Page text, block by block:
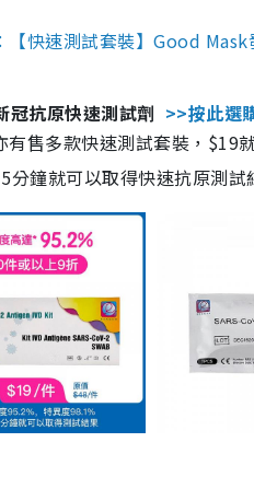
【快速測試套裝】Good
冠抗原快速測試劑 >>按此選
有售多款快速測試套裝，
分鐘就可以取得快速抗原測